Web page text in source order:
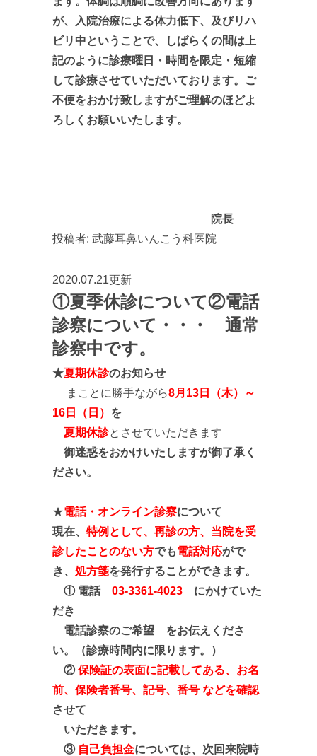
が、入院治療による体力低下、及びリハ
ビリ中ということで、しばらくの間は上
記のように診療曜日・時間を限定・短縮
して診療させていただいております。ご
不便をおかけ致しますがご理解のほどよ
ろしくお願いいたします。
院長
投稿者: 武藤耳鼻いんこう科医院
2020.07.21更新
①夏季休診について②電話
診察について・・・ 通常
診察中です。
★夏期休診のお知らせ
まことに勝手ながら8月 13 日（木）～
16 日（日） を
夏期休診とさせていただきます
御迷惑をおかけいたしますが御了承く
ださい。
★電話・オンライン診察について
現在、 特例として、再診の方、当院を受
診したことのない方でも電話対応がで
き、 処方箋を発行することができます。
① 電話 03-3361-4023 にかけていた
だき
電話診察のご希望 をお伝えくださ
い。
（診療時間内に限ります。）
②保険証の表面に記載してある、お名
前、 保険者番号、記号、 番号 などを確認
させて
いただきます。
③ 自己負担金については、次回来院時